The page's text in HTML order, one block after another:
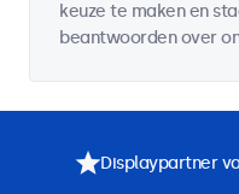
keuze te maken en
beantwoorden over
Displaypartner